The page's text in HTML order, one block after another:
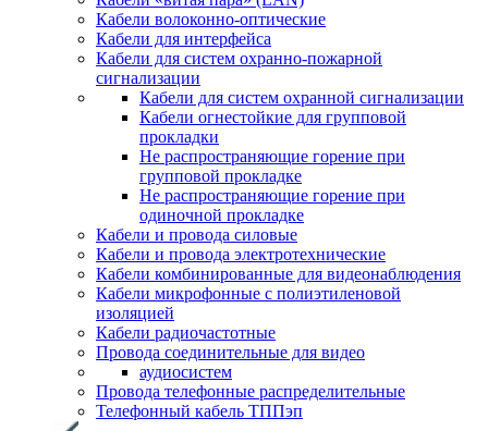
Кабели волоконно-оптические
Кабели для интерфейса
Кабели для систем охранно-пожарной
сигнализации
Кабели для систем охранной сигнализации
Кабели огнестойкие для групповой
прокладки
Не распространяющие горение при
групповой прокладке
Не распространяющие горение при
одиночной прокладке
Кабели и провода силовые
Кабели и провода электротехнические
Кабели комбинированные для видеонаблюдения
Кабели микрофонные с полиэтиленовой
изоляцией
Кабели радиочастотные
Провода соединительные для видео
аудиосистем
Провода телефонные распределительные
Телефонный кабель ТППэп